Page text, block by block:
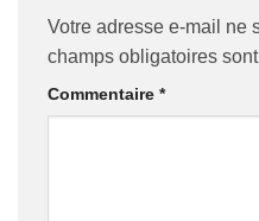
Votre adresse e-mail ne
champs obligatoires
Commentaire *